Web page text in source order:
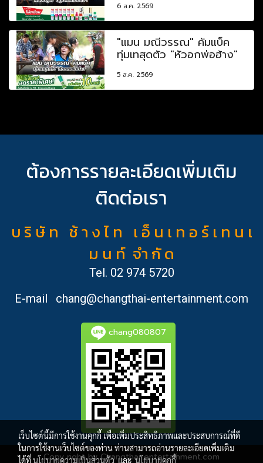
6 ส.ค. 2569
"แมน มณีวรรณ" คัมแบ็ค
ทุ่มเทสุดตัว "หัวอกพ่อฮ้าง"
5 ส.ค. 2569
ต้องการรายละเอียดเพิ่มเติม
ติดต่อเรา
บ ริ ษั ท ช้ า ง ไ ท เ อ็ น เ ท อ ร์ เ ท น เ
ม น ท์ จำ กั ด
Tel. 02 974 5720
E-mail
chang@changthai-entertainment.com
chang080807
Copy right by Changthai-entertainment.com
เว็บไซต์นี้มีการใช้งานคุกกี้ เพื่อเพิ่มประสิทธิภาพและประสบการณ์ที่ดี
ในการใช้งานเว็บไซต์ของท่าน ท่านสามารถอ่านรายละเอียดเพิ่มเติม
ได้ที่นโยบายความเป็นส่วนตัวและนโยบายคุกกี้